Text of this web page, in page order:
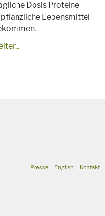
Dosis Proteine
pflanzliche Lebensmittel
Presse English Kontakt